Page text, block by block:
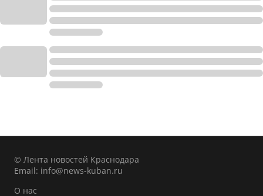
© Лента новостей Краснодара
Email: info@news-kuban.ru
О нас